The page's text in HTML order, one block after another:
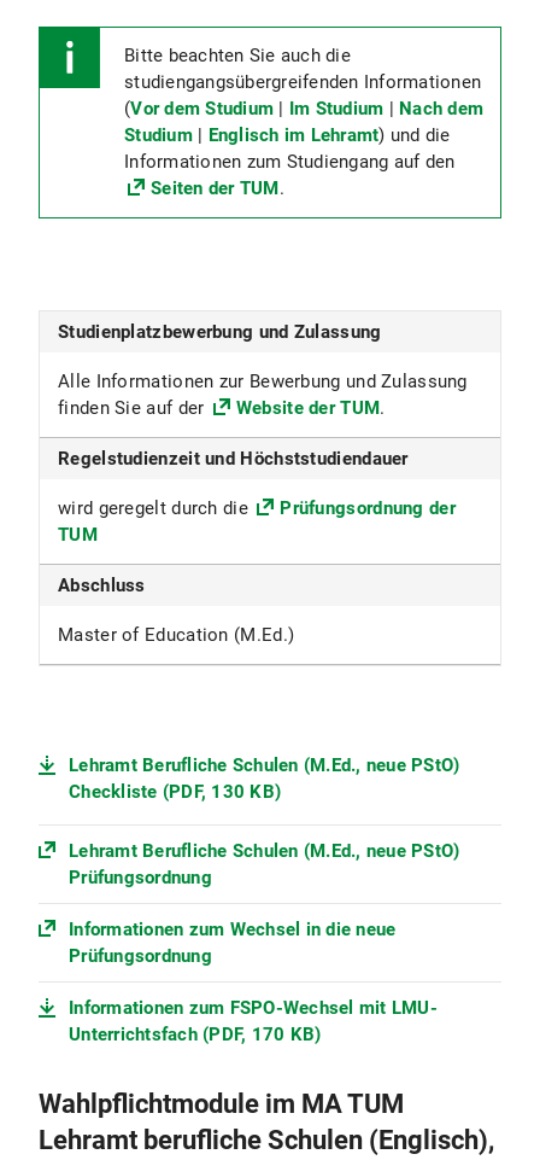
Bitte beachten Sie auch die
studiengangsübergreifenden Informationen
(Vor dem Studium | Im Studium | Nach dem
Studium| Englisch im Lehramt) und die
Informationen zum Studiengang auf den
Seiten der TUM.
Studienplatzbewerbung und Zulassung
Alle Informationen zur Bewerbung und Zulassung
finden Sie auf der
Website der TUM.
Regelstudienzeit und Höchststudiendauer
wird geregelt durch die
Prüfungsordnung der
TUM
Abschluss
Master of Education (M.Ed.)
Lehramt Berufliche Schulen (M.Ed., neue PStO)
Checkliste (PDF, 130 KB)
Lehramt Berufliche Schulen (M.Ed., neue PStO)
Prüfungsordnung
Informationen zum Wechsel in die neue
Prüfungsordnung
Informationen zum FSPO-Wechsel mit LMU-
Unterrichtsfach (PDF, 170 KB)
Wahlpflichtmodule im MA TUM
Lehramt berufliche Schulen (Englisch),